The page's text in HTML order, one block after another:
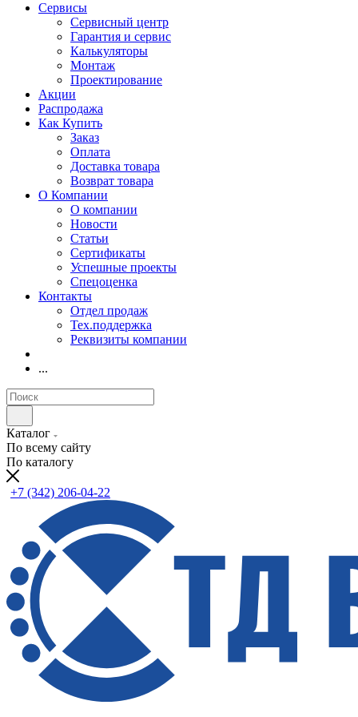
Сервисы
Сервисный центр
Гарантия и сервис
Калькуляторы
Монтаж
Проектирование
Акции
Распродажа
Как Купить
Заказ
Оплата
Доставка товара
Возврат товара
О Компании
О компании
Новости
Статьи
Сертификаты
Успешные проекты
Спецоценка
Контакты
Отдел продаж
Тех.поддержка
Реквизиты компании
...
Каталог
По всему сайту
По каталогу
+7 (342) 206-04-22